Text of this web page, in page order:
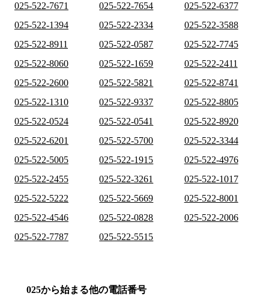
025-522-7671 025-522-7654
025-522-6377
025-522-1394
025-522-2334
025-522-3588
025-522-8911
025-522-0587
025-522-7745
025-522-8060
025-522-1659
025-522-2411
025-522-2600
025-522-5821
025-522-8741
025-522-1310
025-522-9337
025-522-8805
025-522-0524
025-522-0541
025-522-8920
025-522-6201
025-522-5700
025-522-3344
025-522-5005
025-522-1915
025-522-4976
025-522-2455
025-522-3261
025-522-1017
025-522-5222
025-522-5669
025-522-8001
025-522-4546
025-522-0828
025-522-2006
025-522-7787
025-522-5515
025から始まる他の電話番号